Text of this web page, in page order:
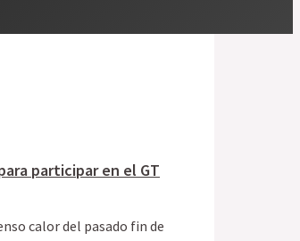
participar en el GT
calor del pasado fin de